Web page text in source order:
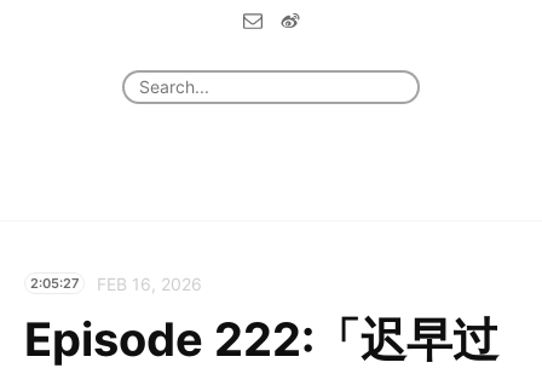
2:05:27 FEB 16, 2026
Episode 222:「迟早过